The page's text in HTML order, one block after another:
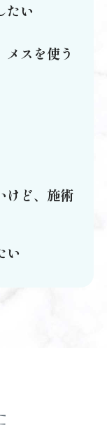
たい
スを使う
けど、施術
い